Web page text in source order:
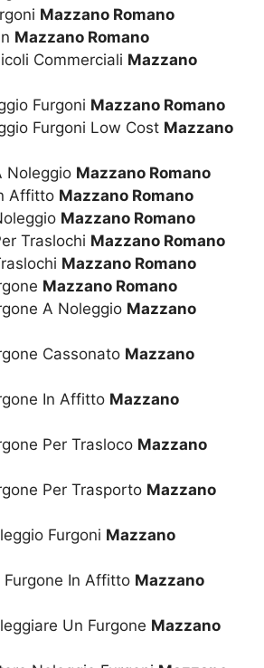
Mazzano Romano
Mazzano Romano
Commerciali Mazzano
Furgoni Mazzano Romano
Furgoni Low Cost Mazzano
Noleggio Mazzano Romano
Affitto Mazzano Romano
Mazzano Romano
Traslochi Mazzano Romano
Mazzano Romano
Mazzano Romano
A Noleggio Mazzano
Cassonato Mazzano
In Affitto Mazzano
Per Trasloco Mazzano
Per Trasporto Mazzano
Furgoni Mazzano
Furgone In Affitto Mazzano
Un Furgone Mazzano